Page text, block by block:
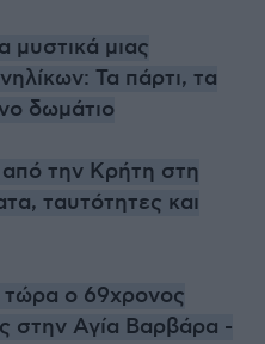
μυστικά μιας
Τα πάρτι, τα
δωμάτιο
από την Κρήτη στη
ταυτότητες και
ο 69χρονος
στην Αγία Βαρβάρα -